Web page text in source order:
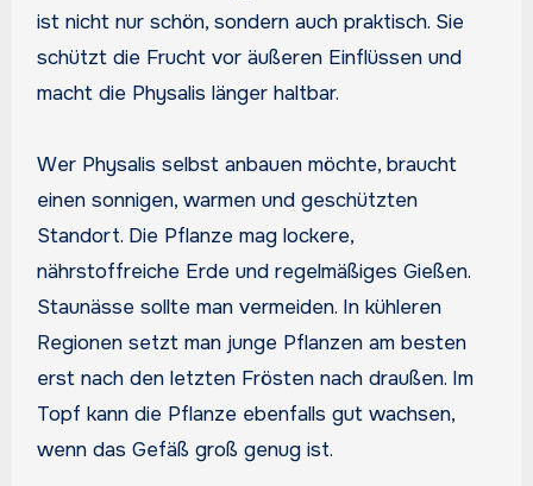
ist nicht nur schön, sondern auch praktisch. Sie
schützt die Frucht vor äußeren Einflüssen und
macht die Physalis länger haltbar.
Wer Physalis selbst anbauen möchte, braucht
einen sonnigen, warmen und geschützten
Standort. Die Pflanze mag lockere,
nährstoffreiche Erde und regelmäßiges Gießen.
Staunässe sollte man vermeiden. In kühleren
Regionen setzt man junge Pflanzen am besten
erst nach den letzten Frösten nach draußen. Im
Topf kann die Pflanze ebenfalls gut wachsen,
wenn das Gefäß groß genug ist.